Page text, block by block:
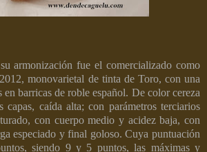
armonización fue el comercializado como
monovarietal de tinta de Toro, con una
en barricas de roble español. De color cereza
capas, caída alta; con parámetros terciarios
con cuerpo medio y acidez baja, con
especiado y final goloso. Cuya puntuación
siendo 9 y 5 puntos, las máximas y